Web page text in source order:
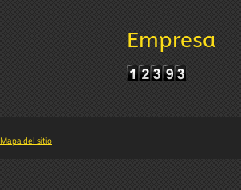
Empresa
Mapa del sitio